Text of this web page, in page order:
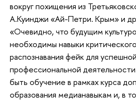
вокруг похищения из
А.Куинджи «Ай-Петри. Крым» и
«Очевидно, что будущим
необходимы навыки
распознавания фейк для успешной
профессиональной
быть обучение в рамках курса
образования медианавыкам и, в